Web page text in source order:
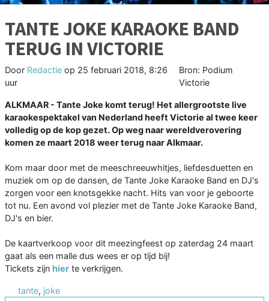
TANTE JOKE KARAOKE BAND
TERUG IN VICTORIE
Door Redactie op 25 februari 2018, 8:26
uur
Bron: Podium
Victorie
ALKMAAR - Tante Joke komt terug! Het allergrootste live
karaokespektakel van Nederland heeft Victorie al twee keer
volledig op de kop gezet. Op weg naar wereldverovering
komen ze maart 2018 weer terug naar Alkmaar.
Kom maar door met de meeschreeuwhitjes, liefdesduetten en
muziek om op de dansen, de Tante Joke Karaoke Band en DJ's
zorgen voor een knotsgekke nacht. Hits van voor je geboorte
tot nu. Een avond vol plezier met de Tante Joke Karaoke Band,
DJ's en bier.
De kaartverkoop voor dit meezingfeest op zaterdag 24 maart
gaat als een malle dus wees er op tijd bij!
Tickets zijn hier te verkrijgen.
tante, joke